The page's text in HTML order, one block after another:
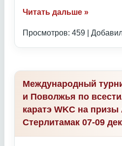
Читать дальше »
Просмотров: 459 |
Международный
и Поволжья по
каратэ WKC на
Стерлитамак 07-09